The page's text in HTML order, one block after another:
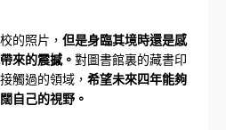
的照片， 但是身臨其境時還是感
來的震撼。 對圖書館裏的藏書印
觸過的領域， 希望未來四年能夠
自己的視野。